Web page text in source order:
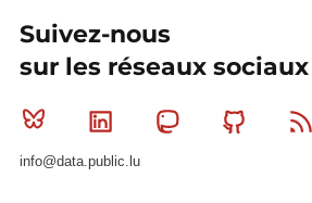
Suivez-nous
sur les réseaux sociaux
Bluesky Linkedin MastodonGithub
info@data.public.lu